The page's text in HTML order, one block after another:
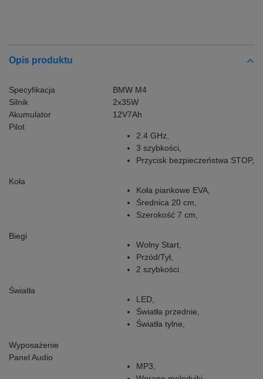
Opis produktu
Specyfikacja
BMW M4
Silnik
2x35W
Akumulator
12V7Ah
Pilot
2.4 GHz,
3 szybkości,
Przycisk bezpieczeństwa STOP,
Koła
Koła piankowe EVA,
Średnica 20 cm,
Szerokość 7 cm,
Biegi
Wolny Start,
Przód/Tył,
2 szybkości.
Światła
LED,
Światła przednie,
Światła tylne,
Wyposażenie
Panel Audio
MP3,